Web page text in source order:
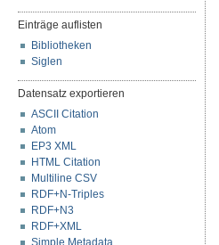
Einträge auflisten
Bibliotheken
Siglen
Datensatz exportieren
ASCII Citation
Atom
EP3 XML
HTML Citation
Multiline CSV
RDF+N-Triples
RDF+N3
RDF+XML
Simple Metadata